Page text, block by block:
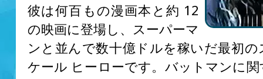
彼は何百もの漫画本と約 12
の映画に登場し、スーパーマ
ンと並んで数十億ドルを稼いだ最初
ケール ヒーローです。バットマンに